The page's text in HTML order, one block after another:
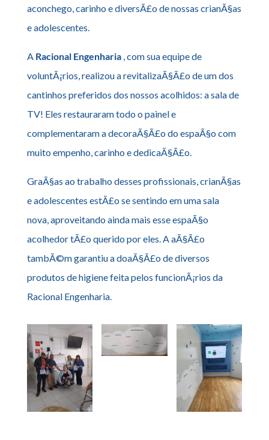
aconchego, carinho e diversÃ£o de nossas crianÃ§as
e adolescentes.
A Racional Engenharia, com sua equipe de
voluntÃ¡rios, realizou a revitalizaÃ§Ã£o de um dos
cantinhos preferidos dos nossos acolhidos: a sala de
TV! Eles restauraram todo o painel e
complementaram a decoraÃ§Ã£o do espaÃ§o com
muito empenho, carinho e dedicaÃ§Ã£o.
GraÃ§as ao trabalho desses profissionais, crianÃ§as
e adolescentes estÃ£o se sentindo em uma sala
nova, aproveitando ainda mais esse espaÃ§o
acolhedor tÃ£o querido por eles. A aÃ§Ã£o
tambÃ©m garantiu a doaÃ§Ã£o de diversos
produtos de higiene feita pelos funcionÃ¡rios da
Racional Engenharia.